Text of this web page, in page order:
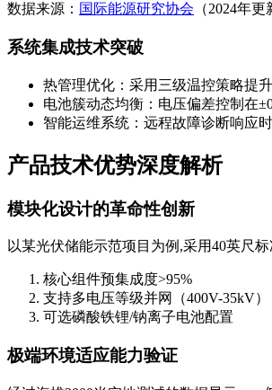
数据来源： 国际能源研究协会 （2024年更
系统集成技术突破
热管理优化：采用三级温控策略提
电池簇动态均衡：电压偏差控制在
智能运维系统：远程故障诊断响应
产品技术优势深度解析
模块化设计的革命性创新
以某光伏储能示范项目为例,采用40英尺
核心组件预集成度>95%
支持多电压等级并网（400V-35kV）
可选磷酸铁锂/钠离子电池配置
极端环境适应能力验证